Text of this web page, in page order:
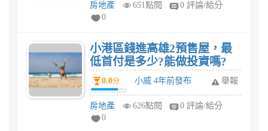
房地產 651點閱
0 評論/給分
0
小港區錢進高雄2預售屋，最
低首付是多少?能做投資嗎?
0.0分 小威 4年前發布 舉報
房地產 626點閱
0 評論/給分
0